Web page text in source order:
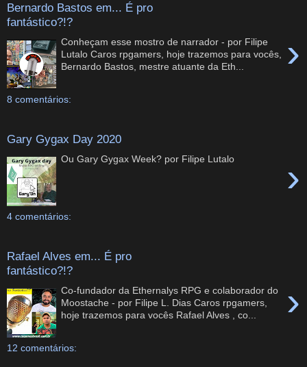
Bernardo Bastos em... É pro
fantástico?!?
›
Conheçam esse mostro de narrador - por Filipe
Lutalo Caros rpgamers, hoje trazemos para vocês,
Bernardo Bastos, mestre atuante da Eth...
8 comentários:
Gary Gygax Day 2020
›
Ou Gary Gygax Week? por Filipe Lutalo
4 comentários:
Rafael Alves em... É pro
fantástico?!?
›
Co-fundador da Ethernalys RPG e colaborador do
Moostache - por Filipe L. Dias Caros rpgamers,
hoje trazemos para vocês Rafael Alves , co...
12 comentários: